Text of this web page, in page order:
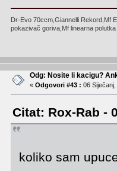
Dr-Evo 70ccm,Giannelli Rekord,Mf
pokazivač goriva,Mf linearna polutka
Odg: Nosite li kacigu?
« Odgovori #43 : 06
Citat: Rox-Rab -
koliko sam